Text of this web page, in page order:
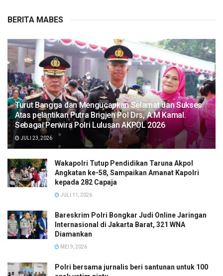
BERITA MABES
Turut Bangga dan Mengucapkan Selamat dan Sukses
Atas pelantikan Putra Brigjen Pol Drs, A.M Kamal.
Sebagai Perwira Polri Lulusan AKPOL 2026
JULI 23, 2026
Wakapolri Tutup Pendidikan Taruna Akpol
Angkatan ke-58, Sampaikan Amanat Kapolri
kepada 282 Capaja
JULI 11, 2026
Bareskrim Polri Bongkar Judi Online Jaringan
Internasional di Jakarta Barat, 321 WNA
Diamankan
MEI 9, 2026
Polri bersama jurnalis beri santunan untuk 100